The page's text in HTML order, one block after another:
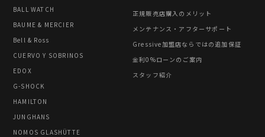
BALL WATCH
BAUME & MERCIER
Bell & Ross
CUERVO Y SOBRINOS
EDOX
G-SHOCK
HAMILTON
JUNGHANS
NOMOS GLASHÜTTE
正規販売店購入のメリット
メンテナンス・アフターサポート
Gressive加盟店ならではの追加保証
金利0%ローンのご案内
スタッフ紹介